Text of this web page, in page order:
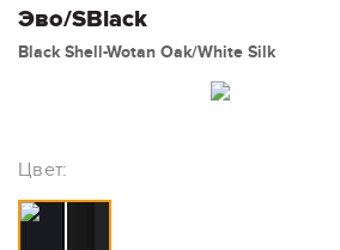
Эво/SBlack
Black Shell-Wotan Oak/White Silk
Цвет: